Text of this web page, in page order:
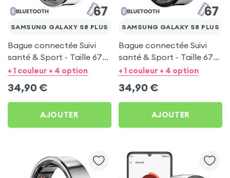
SAMSUNG GALAXY S8 PLUS
Bague connectée Suivi
santé & Sport - Taille 67
Argent
+ 1 couleur + 4 option
34,90 €
AJOUTER
SAMSUNG GALAXY S8 PLUS
Bague connectée Suivi
santé & Sport - Taille 67
Noir
+ 1 couleur + 4 option
34,90 €
AJOUTER